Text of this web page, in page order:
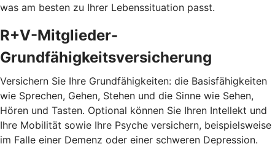
was am besten zu Ihrer Lebenssituation passt.
R+V-Mitglieder-
Grundfähigkeitsversicherung
Versichern Sie Ihre Grundfähigkeiten: die Basisfähigkeiten
wie Sprechen, Gehen, Stehen und die Sinne wie Sehen,
Hören und Tasten. Optional können Sie Ihren Intellekt und
Ihre Mobilität sowie Ihre Psyche versichern, beispielsweise
im Falle einer Demenz oder einer schweren Depression.